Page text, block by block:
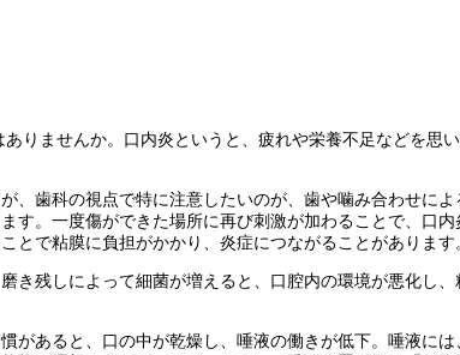
りませんか。口内炎というと、疲れや栄養不足などを思
歯科の視点で特に注意したいのが、歯や噛み合わせに
。一度傷ができた場所に再び刺激が加わることで、口
で粘膜に負担がかかり、炎症につながることがあります
残しによって細菌が増えると、口腔内の環境が悪化し
あると、口の中が乾燥し、唾液の働きが低下。唾液に